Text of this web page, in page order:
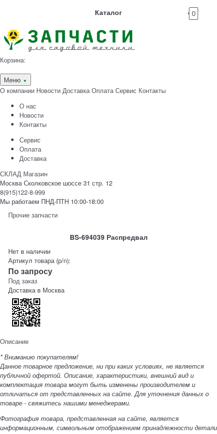
Каталог 0
Корзина:
Меню ▼
О компании Новости Доставка Оплата Сервис Контакты
О нас
Новости
Контакты
Сервис
Оплата
Доставка
СКЛАД Магазин
Москва Сколковское шоссе 31 стр. 12
8(915)122-8-999
Мы работаем ПНД-ПТН 10:00-18:00
Прочие запчасти
BS-694039 Распредвал
Нет в наличии
Артикул товара (p/n):
По запросу
Под заказ
Доставка в Москва
Описание
* Вниманию покупателям!
Данное товарное предложение, ни при каких условиях, не является
публичной офертой. Описание, характеристики, внешний вид и
комплектация товара могут быть изменены производителем и
отличаться от представленных на сайте. Для уточнения данных о
товаре - свяжитесь нашими менеджерами.
Фотография товара, представленная на сайте, является
информационным, символьным отображением принадлежности детали